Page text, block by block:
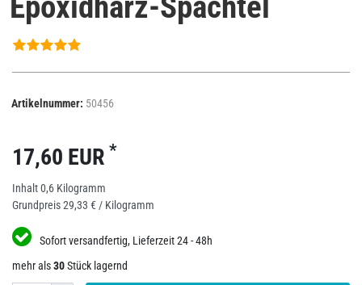
Artikelnummer: 50456
17,60 EUR *
Inhalt0,6 Kilogramm
Grundpreis29,33 € / Kilogramm
Sofort versandfertig, Lieferzeit 24 - 48h
mehr als30Stück lagernd